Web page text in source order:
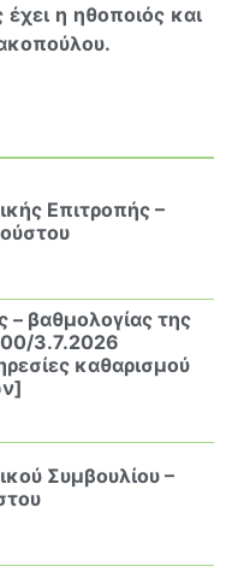
η ηθοποιός και
Επιτροπής –
– βαθμολογίας της
3.7.2026
καθαρισμού
Συμβουλίου –